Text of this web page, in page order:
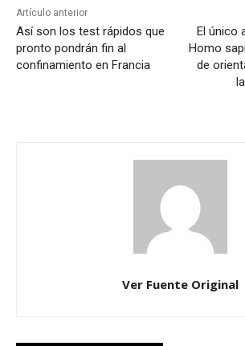
Artículo anterior
Así son los test rápidos que
pronto pondrán fin al
confinamiento en Francia
El único
Homo
de
Ver Fuente Original